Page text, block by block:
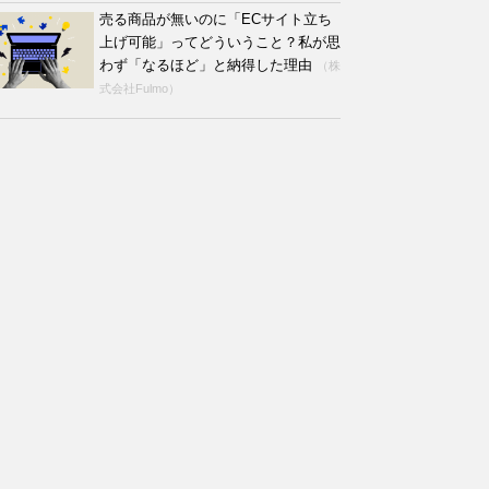
売る商品が無いのに「ECサイト立ち
上げ可能」ってどういうこと？私が思
わず「なるほど」と納得した理由
（株
式会社Fulmo）